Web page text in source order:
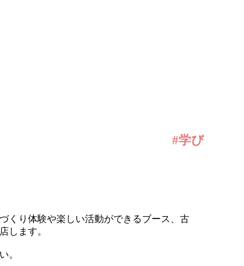
#学び
くり体験や楽しい活動ができるブース、古
します。
。